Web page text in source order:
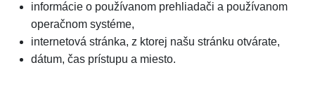
informácie o používanom prehliadači a používanom
operačnom systéme,
internetová stránka, z ktorej našu stránku otvárate,
dátum, čas prístupu a miesto.